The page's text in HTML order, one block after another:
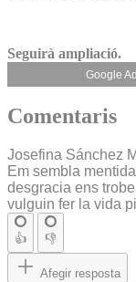
Seguirà ampliació.
Google
Comentaris
Josefina Sánchez
Em sembla
desgracia ens
vulguin fer la vida
👍 👎
Afegir resposta